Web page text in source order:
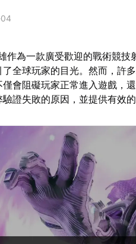
作為一款廣受歡迎的戰術競技
了全球玩家的目光。然而，許
僅會阻礙玩家正常進入遊戲，
證失敗的原因，並提供有效的